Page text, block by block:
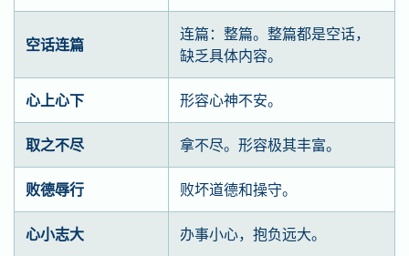
空话连篇
连篇：整篇。整篇都是空话，
缺乏具体内容。
心上心下 形容心神不安。
取之不尽 拿不尽。形容极其丰富。
败德辱行 败坏道德和操守。
心小志大 办事小心，抱负远大。